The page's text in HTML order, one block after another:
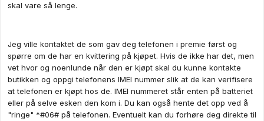
skal vare så lenge.
Jeg ville kontaktet de som gav deg telefonen i premie først og
spørre om de har en kvittering på kjøpet. Hvis de ikke har det, men
vet hvor og noenlunde når den er kjøpt skal du kunne kontakte
butikken og oppgi telefonens IMEI nummer slik at de kan verifisere
at telefonen er kjøpt hos de. IMEI nummeret står enten på batteriet
eller på selve esken den kom i. Du kan også hente det opp ved å
"ringe" *#06# på telefonen. Eventuelt kan du forhøre deg direkte til